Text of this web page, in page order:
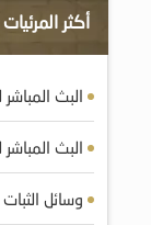
أكثر
البث
البث
وسائل